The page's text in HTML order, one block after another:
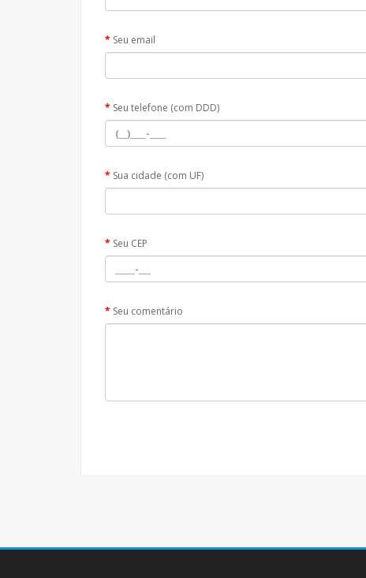
Seu email
Seu telefone (com DDD)
Sua cidade (com UF)
Seu CEP
Seu comentário